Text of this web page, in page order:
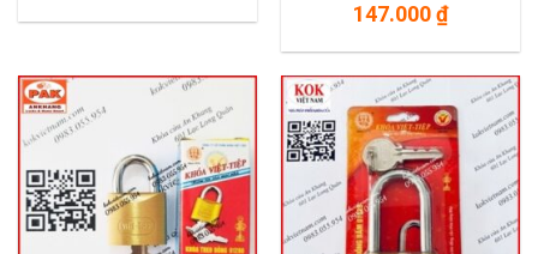
147.000₫